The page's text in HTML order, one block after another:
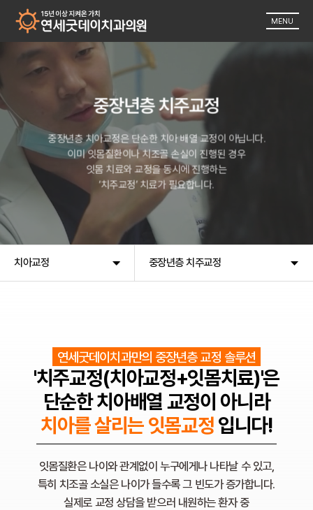
MENU
중장년층 치주교정
중장년층 치아교정은 단순한 치아 배열 교정이 아닙니다.
이미 잇몸질환이나 치조골 손실이 진행된 경우
잇몸 치료와 교정을 동시에 진행하는
‘치주교정’ 치료가 필요합니다.
치아교정 중장년층 치주교정
연세굿데이치과만의 중장년층 교정 솔루션
'치주교정(치아교정+잇몸치료)'은
단순한 치아배열 교정이 아니라
치아를 살리는 잇몸교정 입니다!
잇몸질환은 나이와 관계없이 누구에게나 나타날 수 있고,
특히 치조골 소실은 나이가 들수록 그 빈도가 증가합니다.
실제로 교정 상담을 받으러 내원하는 환자 중